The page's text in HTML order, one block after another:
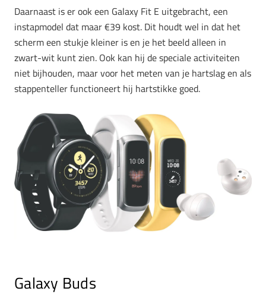
Daarnaast is er ook een Galaxy Fit E uitgebracht, een
instapmodel dat maar €39 kost. Dit houdt wel in dat het
scherm een stukje kleiner is en je het beeld alleen in
zwart-wit kunt zien. Ook kan hij de speciale activiteiten
niet bijhouden, maar voor het meten van je hartslag en als
stappenteller functioneert hij hartstikke goed.
Galaxy Buds